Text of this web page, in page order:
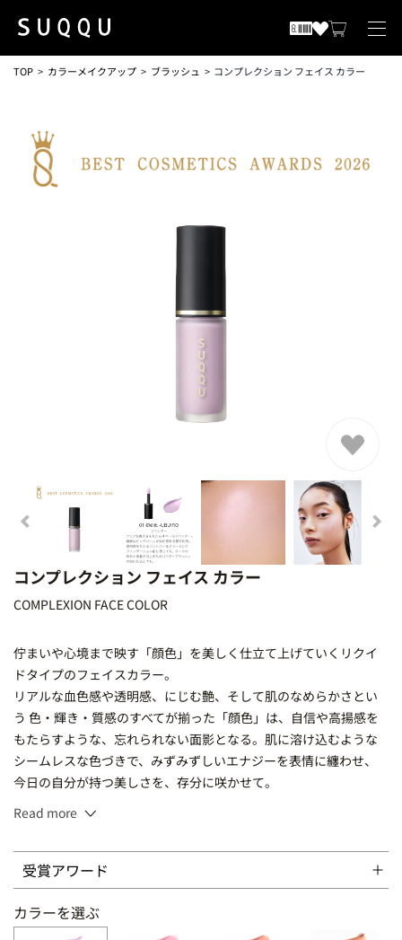
TOP カラーメイクアップ ブラッシュ コンプレクション フェイス カラー
コンプレクション フェイス カラー
COMPLEXION FACE COLOR
佇まいや心境まで映す「顔色」を美しく仕立て上げていくリクイ
ドタイプのフェイスカラー。
リアルな血色感や透明感、にじむ艶、そして肌のなめらかさとい
う 色・輝き・質感のすべてが揃った「顔色」は、自信や高揚感を
もたらすような、忘れられない面影となる。肌に溶け込むような
シームレスな色づきで、みずみずしいエナジーを表情に纏わせ、
今日の自分が持つ美しさを、存分に咲かせて。
Read more
受賞アワード
カラーを選ぶ